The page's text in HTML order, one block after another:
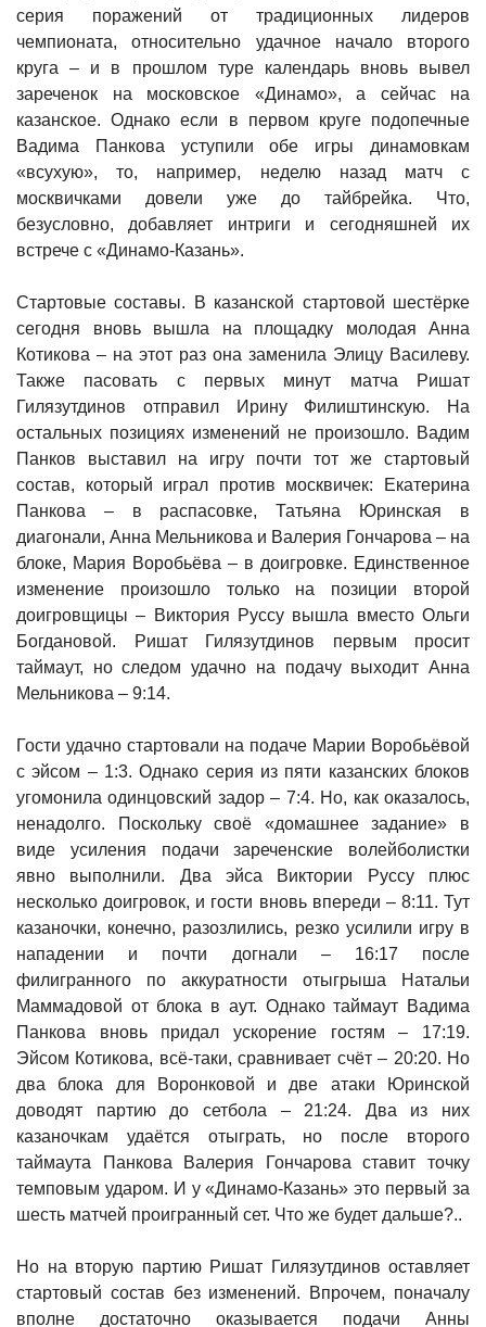
серия поражений от традиционных лидеров
чемпионата, относительно удачное начало второго
круга – и в прошлом туре календарь вновь вывел
зареченок на московское «Динамо», а сейчас на
казанское. Однако если в первом круге подопечные
Вадима Панкова уступили обе игры динамовкам
«всухую», то, например, неделю назад матч с
москвичками довели уже до тайбрейка. Что,
безусловно, добавляет интриги и сегодняшней их
встрече с «Динамо-Казань».
Стартовые составы. В казанской стартовой шестёрке
сегодня вновь вышла на площадку молодая Анна
Котикова – на этот раз она заменила Элицу Василеву.
Также пасовать с первых минут матча Ришат
Гилязутдинов отправил Ирину Филиштинскую. На
остальных позициях изменений не произошло. Вадим
Панков выставил на игру почти тот же стартовый
состав, который играл против москвичек: Екатерина
Панкова – в распасовке, Татьяна Юринская в
диагонали, Анна Мельникова и Валерия Гончарова – на
блоке, Мария Воробьёва – в доигровке. Единственное
изменение произошло только на позиции второй
доигровщицы – Виктория Руссу вышла вместо Ольги
Богдановой. Ришат Гилязутдинов первым просит
таймаут, но следом удачно на подачу выходит Анна
Мельникова – 9:14.
Гости удачно стартовали на подаче Марии Воробьёвой
с эйсом – 1:3. Однако серия из пяти казанских блоков
угомонила одинцовский задор – 7:4. Но, как оказалось,
ненадолго. Поскольку своё «домашнее задание» в
виде усиления подачи зареченские волейболистки
явно выполнили. Два эйса Виктории Руссу плюс
несколько доигровок, и гости вновь впереди – 8:11. Тут
казаночки, конечно, разозлились, резко усилили игру в
нападении и почти догнали – 16:17 после
филигранного по аккуратности отыгрыша Натальи
Маммадовой от блока в аут. Однако таймаут Вадима
Панкова вновь придал ускорение гостям – 17:19.
Эйсом Котикова, всё-таки, сравнивает счёт – 20:20. Но
два блока для Воронковой и две атаки Юринской
доводят партию до сетбола – 21:24. Два из них
казаночкам удаётся отыграть, но после второго
таймаута Панкова Валерия Гончарова ставит точку
темповым ударом. И у «Динамо-Казань» это первый за
шесть матчей проигранный сет. Что же будет дальше?..
Но на вторую партию Ришат Гилязутдинов оставляет
стартовый состав без изменений. Впрочем, поначалу
вполне достаточно оказывается подачи Анны